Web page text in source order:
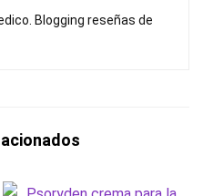
Blogging reseñas de